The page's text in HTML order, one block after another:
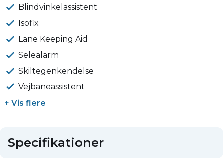
Blindvinkelassistent
Isofix
Lane Keeping Aid
Selealarm
Skiltegenkendelse
Vejbaneassistent
+ Vis flere
Specifikationer